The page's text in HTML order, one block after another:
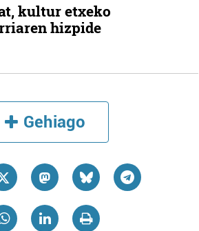
kultur etxeko
hizpide
Gehiago